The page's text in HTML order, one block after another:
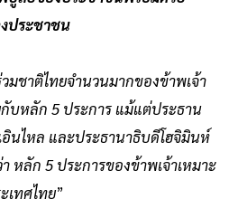
ประชาชน
มชาติไทยจํานวนมากของข้าพเจ้า
บหลัก 5 ประการ แม้แต่ประธาน
อินไหล และประธานาธิบดีโฮจิมินห์
หลัก 5 ประการของข้าพเจ้าเหมาะ
เทศไทย”